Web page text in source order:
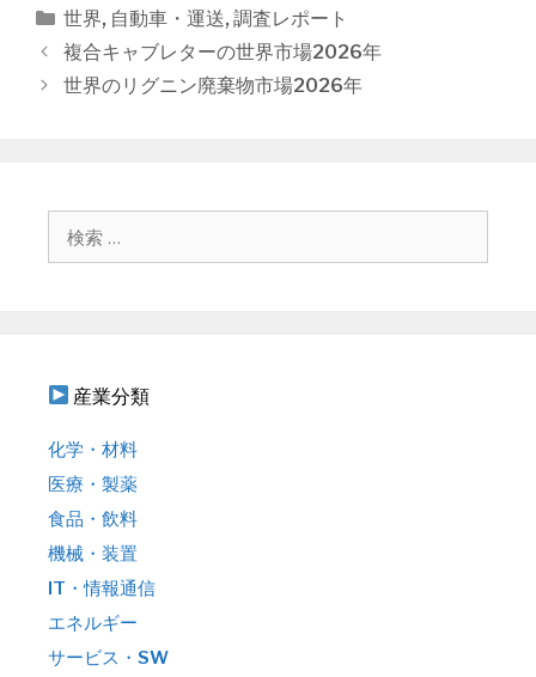
カ
テ
ゴ
世界, 自動車・運送, 調査レポート
投
稿
複合キャブレターの世界市場2026年
世界のリグニン廃棄物市場2026年
産業分類
化学・材料
医療・製薬
食品・飲料
機械・装置
IT・情報通信
エネルギー
サービス・SW